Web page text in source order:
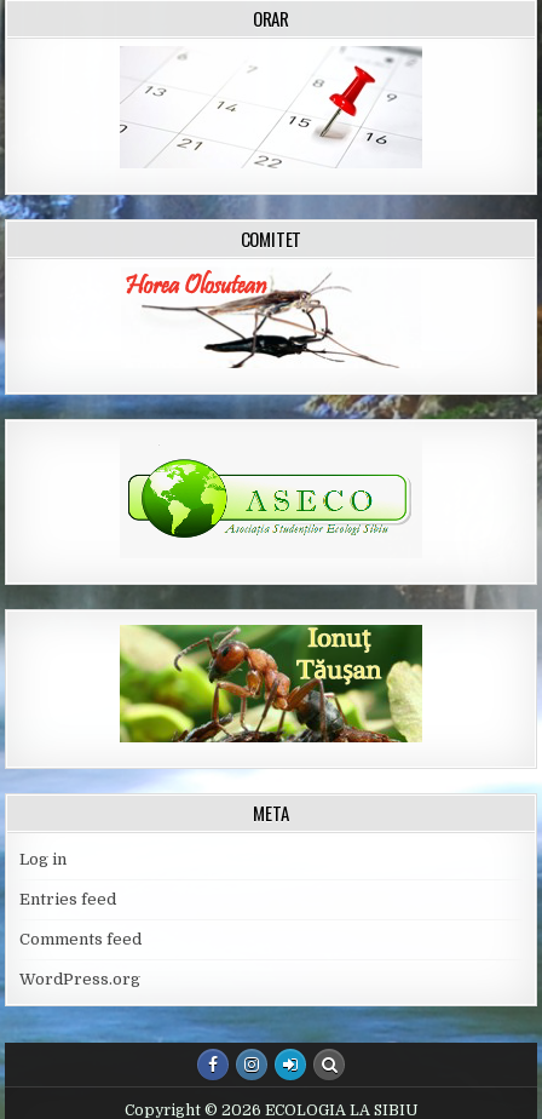
ORAR
COMITET
META
Log in
Entries feed
Comments feed
WordPress.org
Copyright © 2026 ECOLOGIA LA SIBIU